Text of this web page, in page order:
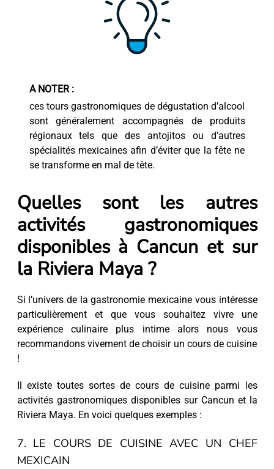
A NOTER :
ces tours gastronomiques de dégustation d’alcool
sont généralement accompagnés de produits
régionaux tels que des antojitos ou d’autres
spécialités mexicaines afin d’éviter que la fête ne
se transforme en mal de tête.
Quelles sont les autres
activités gastronomiques
disponibles à Cancun et sur
la Riviera Maya ?
Si l’univers de la gastronomie mexicaine vous intéresse
particulièrement et que vous souhaitez vivre une
expérience culinaire plus intime alors nous vous
recommandons vivement de choisir un cours de cuisine
!
Il existe toutes sortes de cours de cuisine parmi les
activités gastronomiques disponibles sur Cancun et la
Riviera Maya. En voici quelques exemples :
7. LE COURS DE CUISINE AVEC UN CHEF
MEXICAIN